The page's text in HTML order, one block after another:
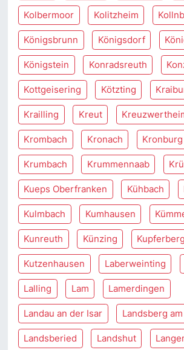
Kolbermoor Kolitzheim
Königsbrunn Königsdorf
Königstein Konradsreuth
Kottgeisering Kötzting
Krailling Kreut
Krombach Kronach Kronburg
Krumbach Krummennaab
Kueps Oberfranken Kühbach
Kulmbach Kumhausen
Kunreuth Künzing Kupferberg
Kutzenhausen Laberweinting
Lalling Lam Lamerdingen
Landau an der Isar Landsberg
Landsberied Landshut